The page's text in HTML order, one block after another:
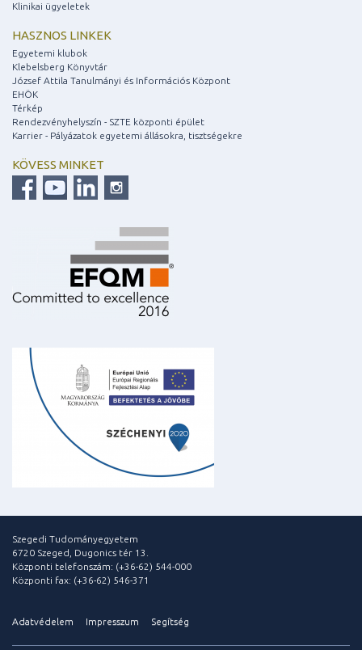
Klinikai ügyeletek
HASZNOS LINKEK
Egyetemi klubok
Klebelsberg Könyvtár
József Attila Tanulmányi és Információs Központ
EHÖK
Térkép
Rendezvényhelyszín - SZTE központi épület
Karrier - Pályázatok egyetemi állásokra, tisztségekre
KÖVESS MINKET
Szegedi Tudományegyetem
6720 Szeged, Dugonics tér 13.
Központi telefonszám: (+36-62) 544-000
Központi fax: (+36-62) 546-371
Adatvédelem Impresszum Segítség